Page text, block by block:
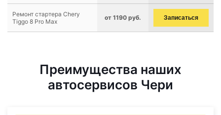
Ремонт стартера Chery
Tiggo 8 Pro Max
от 1190 руб. Записаться
Преимущества наших
автосервисов Чери